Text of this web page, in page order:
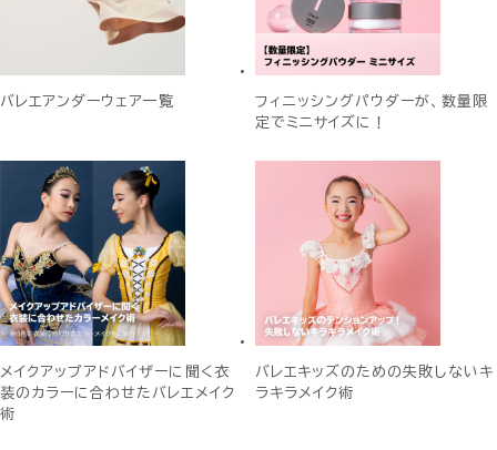
バレエアンダーウェア一覧
フィニッシングパウダーが、数量限
定でミニサイズに！
メイクアップアドバイザーに聞く衣
装のカラーに合わせたバレエメイク
術
バレエキッズのための失敗しないキ
ラキラメイク術